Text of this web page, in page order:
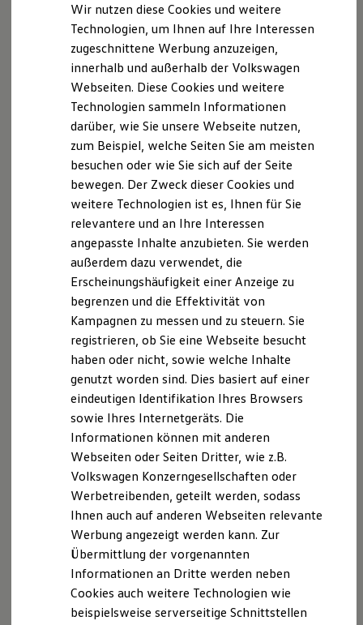
Laden unterwegs
Laden Zuhause
Ladestationen finden
Ladezeitensimulator
Batterie
Sicherheit
Nachhaltigkeit
Technologie
Kosten und Kauf
Verbrauchskosten
Kaufoptionen
E-Auto-Förderung
Software und Konnektivität
Die ID. Software 6
ID. Software Versionen und Updates
Digitale Extras
Schnittstellen zu Ihrem ID.
Marke und Erlebnis
Volkswagen R und R Experience
R-Modelle
R Experience
Driving Experience
Volkswagen entdecken
Werkbesichtigung
Lifestyle Shop
T-Roc Kollektion
Golf Kollektion
Volkswagen Kollektion
R-Kollektion
GTI Kollektion
Fußball Drop
we drive football
#wedriveproud
Besitzer und Service
myVolkswagen
Software Updates
Service und Ersatzteile
Inspektion und HU/AU
, 1 von 5 , 2 von 5 , 3 von 5 , 4 von 5
Weitere Merkmale:
Farbe: Chrom
Set besteht aus vier Nabenkappen
Innendurchmesser ca. 53 mm,
Außendurchmesser ca. 66 mm
Passend für die gängigsten VolkswagenFelgen
mit Vorgänger Nabenkappe 5H0.601.171
Nicht geeignet für Lupo und Touareg
Leichtmetallfelgen sowie Leichtmetallfelgen mit
sternförmiger Nabenkappe oder mit
Nabenabdeckung, welche die Radschrauben
abdeckt
Fragen Sie die Dynamischen Nabenkappen gern bei Ihrem
VolkswagenPartner an.
Dynamische Nabenkappen anfragen
Nutzungsbedingungen
Wir nutzen diese Cookies und weitere
Technologien, um Ihnen auf Ihre Interessen
zugeschnittene Werbung anzuzeigen,
innerhalb und außerhalb der Volkswagen
Webseiten. Diese Cookies und weitere
Technologien sammeln Informationen
darüber, wie Sie unsere Webseite nutzen,
zum Beispiel, welche Seiten Sie am meisten
besuchen oder wie Sie sich auf der Seite
bewegen. Der Zweck dieser Cookies und
weitere Technologien ist es, Ihnen für Sie
relevantere und an Ihre Interessen
angepasste Inhalte anzubieten. Sie werden
außerdem dazu verwendet, die
Erscheinungshäufigkeit einer Anzeige zu
begrenzen und die Effektivität von
Kampagnen zu messen und zu steuern. Sie
registrieren, ob Sie eine Webseite besucht
haben oder nicht, sowie welche Inhalte
genutzt worden sind. Dies basiert auf einer
eindeutigen Identifikation Ihres Browsers
sowie Ihres Internetgeräts. Die
Informationen können mit anderen
Webseiten oder Seiten Dritter, wie z.B.
Volkswagen Konzerngesellschaften oder
Werbetreibenden, geteilt werden, sodass
Ihnen auch auf anderen Webseiten relevante
Werbung angezeigt werden kann. Zur
Übermittlung der vorgenannten
Informationen an Dritte werden neben
Cookies auch weitere Technologien wie
beispielsweise serverseitige Schnittstellen